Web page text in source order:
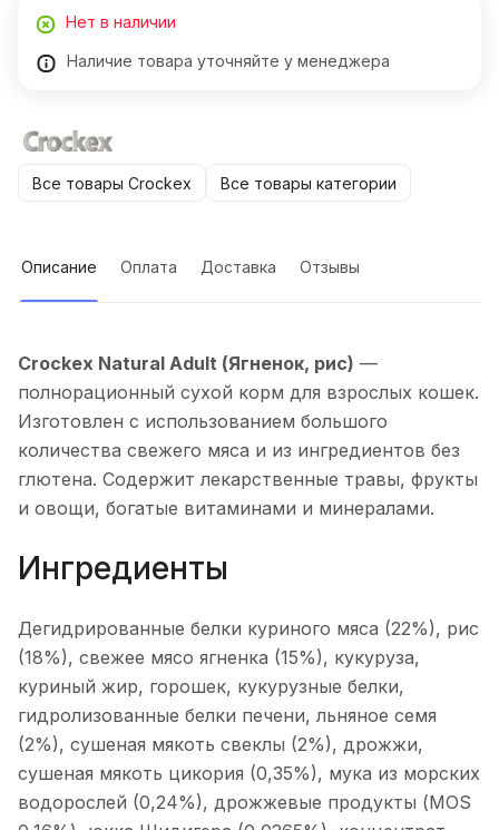
Нет в наличии
Наличие товара уточняйте у менеджера
Все товары Crockex Все товары категории
Описание Оплата Доставка Отзывы
Crockex Natural Adult (Ягненок, рис) —
полнорационный сухой корм для взрослых кошек.
Изготовлен с использованием большого
количества свежего мяса и из ингредиентов без
глютена. Содержит лекарственные травы, фрукты
и овощи, богатые витаминами и минералами.
Ингредиенты
Дегидрированные белки куриного мяса (22%), рис
(18%), свежее мясо ягненка (15%), кукуруза,
куриный жир, горошек, кукурузные белки,
гидролизованные белки печени, льняное семя
(2%), сушеная мякоть свеклы (2%), дрожжи,
сушеная мякоть цикория (0,35%), мука из морских
водорослей (0,24%), дрожжевые продукты (MOS